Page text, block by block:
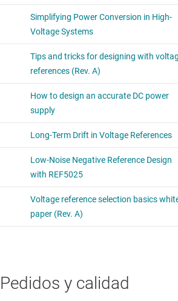
Pedidos y calidad